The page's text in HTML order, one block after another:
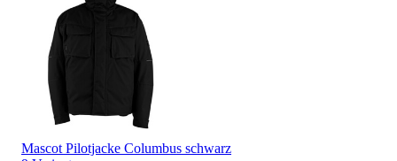
Mascot Pilotjacke Columbus schwarz